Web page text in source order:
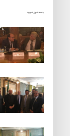
جامعة الدول العربية: